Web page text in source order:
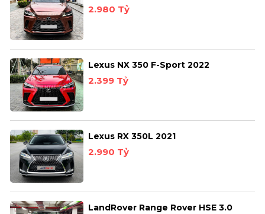
2.980 Tỷ
Lexus NX 350 F-Sport 2022
2.399 Tỷ
Lexus RX 350L 2021
2.990 Tỷ
LandRover Range Rover HSE 3.0